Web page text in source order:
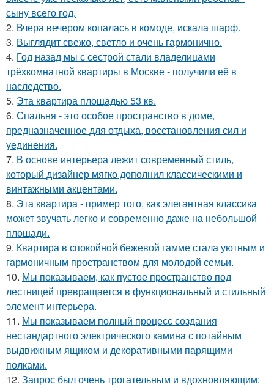
сыну всего год.
2. Вчера вечером копалась в комоде, искала шарф.
3. Выглядит свежо, светло и очень гармонично.
4. Год назад мы с сестрой стали владелицами
трёхкомнатной квартиры в Москве - получили её в
наследство.
5. Эта квартира площадью 53 кв.
6. Спальня - это особое пространство в доме,
предназначенное для отдыха, восстановления сил и
уединения.
7. В основе интерьера лежит современный стиль,
который дизайнер мягко дополнил классическими и
винтажными акцентами.
8. Эта квартира - пример того, как элегантная классика
может звучать легко и современно даже на небольшой
площади.
9. Квартира в спокойной бежевой гамме стала уютным и
гармоничным пространством для молодой семьи.
10. Мы показываем, как пустое пространство под
лестницей превращается в функциональный и стильный
элемент интерьера.
11. Мы показываем полный процесс создания
нестандартного электрического камина с потайным
выдвижным ящиком и декоративными парящими
полками.
12. Запрос был очень трогательным и вдохновляющим: